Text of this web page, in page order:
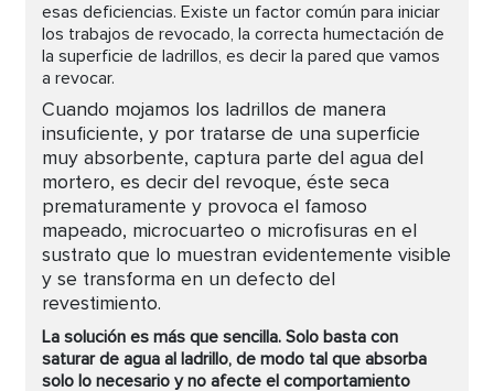
esas deficiencias. Existe un factor común para iniciar
los trabajos de revocado, la correcta humectación de
la superficie de ladrillos, es decir la pared que vamos
a revocar.
Cuando mojamos los ladrillos de manera
insuficiente, y por tratarse de una superficie
muy absorbente, captura parte del agua del
mortero, es decir del revoque, éste seca
prematuramente y provoca el famoso
mapeado, microcuarteo o microfisuras en el
sustrato que lo muestran evidentemente visible
y se transforma en un defecto del
revestimiento.
La solución es más que sencilla. Solo basta con
saturar de agua al ladrillo, de modo tal que absorba
solo lo necesario y no afecte el comportamiento